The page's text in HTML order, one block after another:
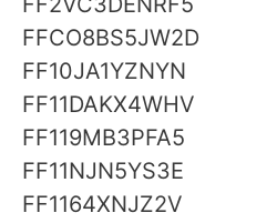
FFCO8BS5JW2D
FF10JA1YZNYN
FF11DAKX4WHV
FF119MB3PFA5
FF11NJN5YS3E
FF1164XNJZ2V